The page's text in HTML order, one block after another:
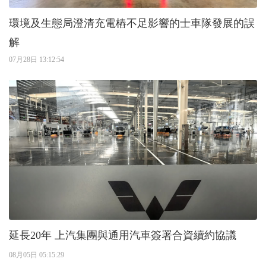
環境及生態局澄清充電樁不足影響的士車隊發展的誤
解
07月28日 13:12:54
延長20年 上汽集團與通用汽車簽署合資續約協議
08月05日 05:15:29